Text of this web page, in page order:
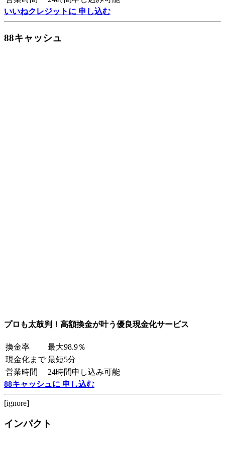
いいねクレジットに 申し込む
88キャッシュ
プロも太鼓判！高額換金が叶う優良現金化サービス
換金率
最大98.9％
現金化まで 最短5分
営業時間
24時間申し込み可能
88キャッシュに 申し込む
[ignore]
インパクト